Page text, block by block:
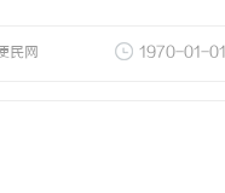
民网 1970-01-01